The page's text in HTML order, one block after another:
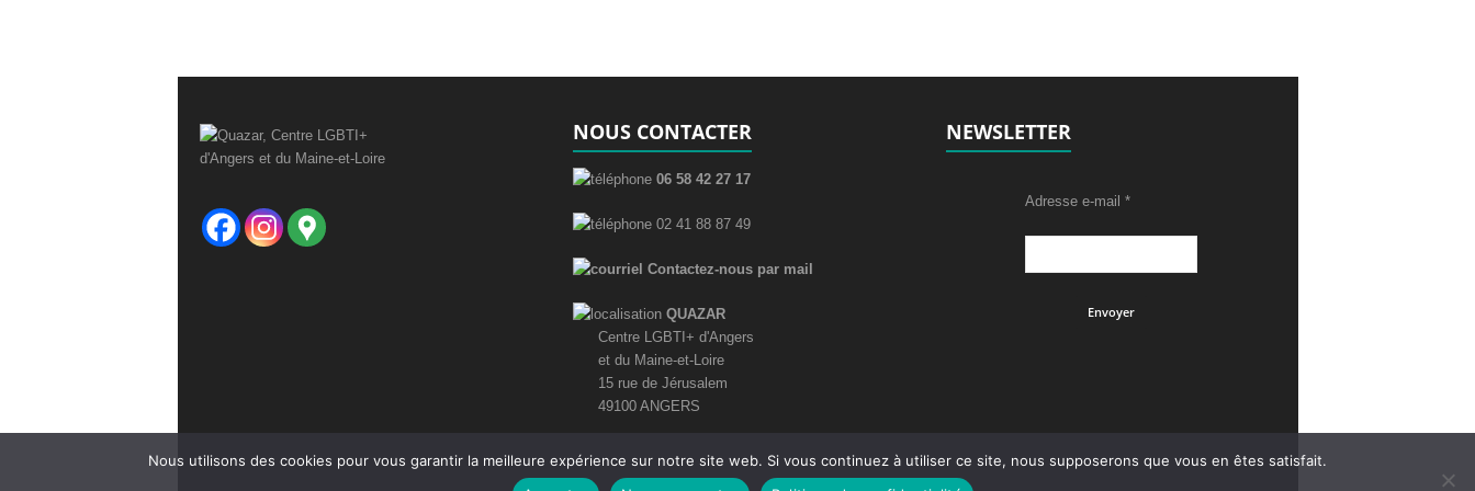
NOUS CONTACTER
06 58 42 27 17
02 41 88 87 49
Contactez-nous par mail
QUAZAR
Centre LGBTI+ d'Angers
et du Maine-et-Loire
15 rue de Jérusalem
49100 ANGERS
NEWSLETTER
Adresse e-mail *
Nous utilisons des cookies pour vous garantir la meilleure expérience sur notre site web. Si vous continuez à utiliser ce site, nous supposerons que vous en êtes satisfait.